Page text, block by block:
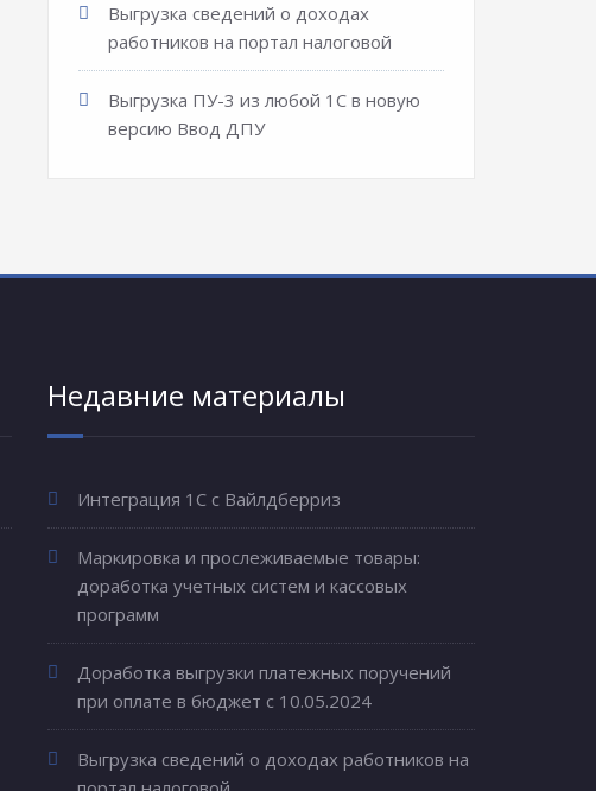
Выгрузка сведений о доходах
работников на портал налоговой
Выгрузка ПУ-3 из любой 1С в новую
версию Ввод ДПУ
Недавние материалы
Интеграция 1С с Вайлдберриз
Маркировка и прослеживаемые товары:
доработка учетных систем и кассовых
программ
Доработка выгрузки платежных поручений
при оплате в бюджет с 10.05.2024
Выгрузка сведений о доходах работников на